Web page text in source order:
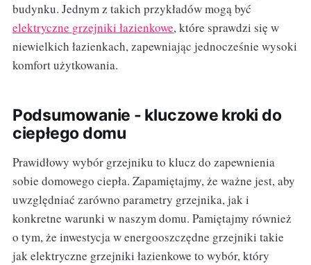
budynku. Jednym z takich przykładów mogą być
elektryczne grzejniki łazienkowe, które sprawdzi się w
niewielkich łazienkach, zapewniając jednocześnie wysoki
komfort użytkowania.
Podsumowanie - kluczowe kroki do
ciepłego domu
Prawidłowy wybór grzejniku to klucz do zapewnienia
sobie domowego ciepła. Zapamiętajmy, że ważne jest, aby
uwzględniać zarówno parametry grzejnika, jak i
konkretne warunki w naszym domu. Pamiętajmy również
o tym, że inwestycja w energooszczędne grzejniki takie
jak elektryczne grzejniki łazienkowe to wybór, który